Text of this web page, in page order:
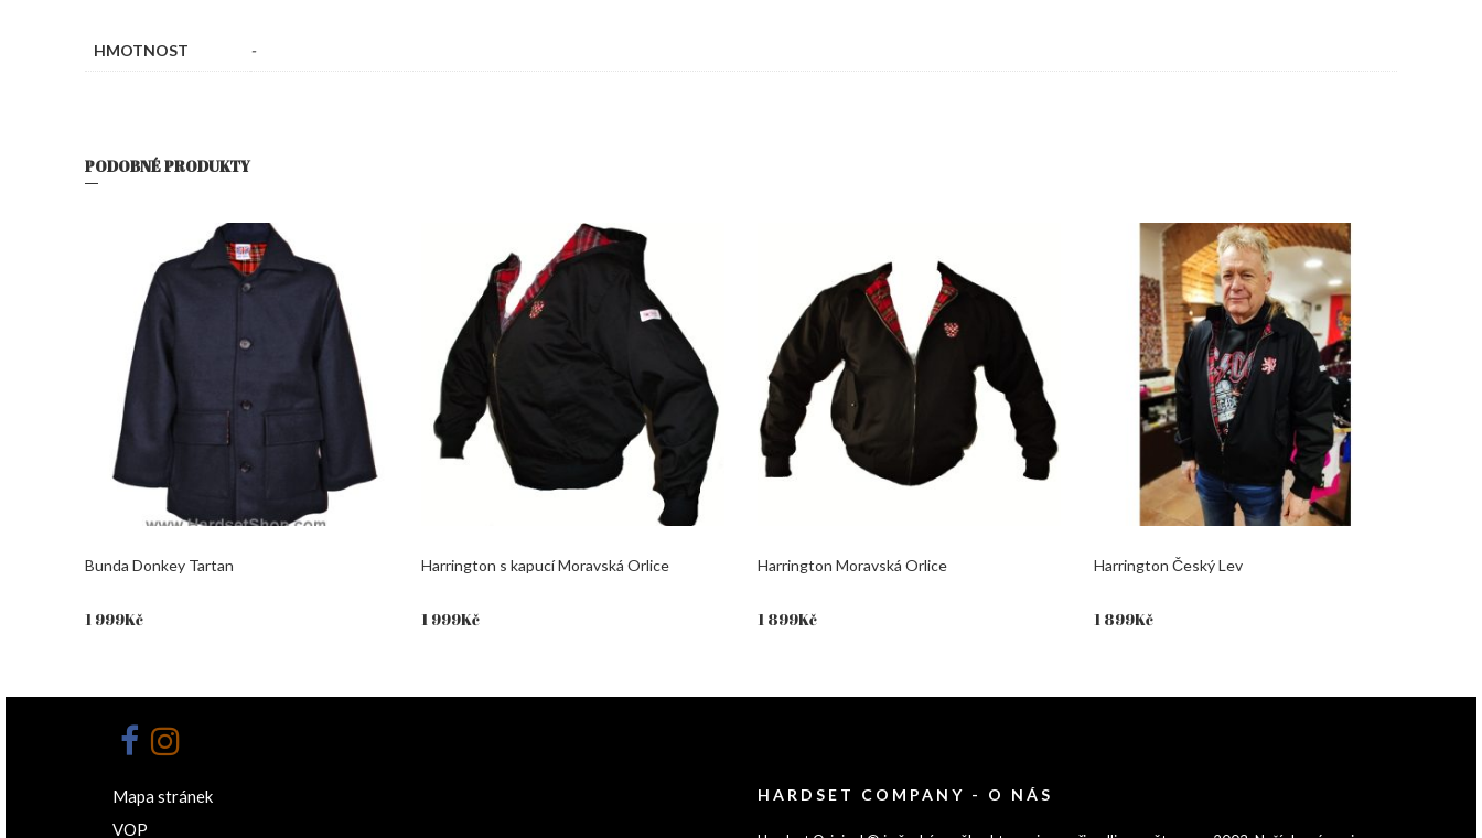
HMOTNOST -
PODOBNÉ PRODUKTY
Bunda Donkey Tartan
1 999Kč
Harrington s kapucí Moravská Orlice
1 999Kč
Harrington Moravská Orlice
1 899Kč
Harrington Český Lev
1 899Kč
Mapa stránek
VOP
HARDSET COMPANY - O NÁS